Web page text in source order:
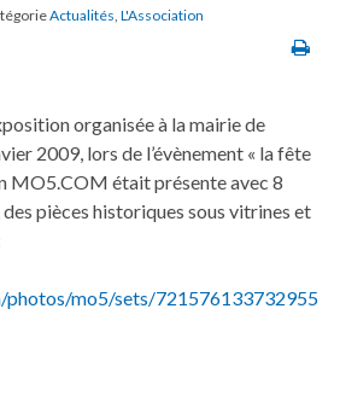
Actualités, L'Association
organisée à la mairie de
2009, lors de l’évènement « la fête
MO5.COM était présente avec 8
pièces historiques sous vitrines et
mo5/sets/721576133732955